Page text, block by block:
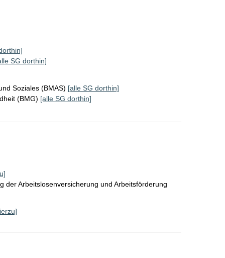
SG dorthin]
Soziales (BMAS) [alle SG dorthin]
(BMG) [alle SG dorthin]
der Arbeitslosenversicherung und Arbeitsförderung